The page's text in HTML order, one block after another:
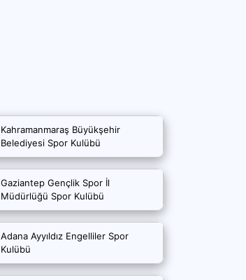
Kahramanmaraş Büyükşehir
Belediyesi Spor Kulübü
Gaziantep Gençlik Spor İl
Müdürlüğü Spor Kulübü
Adana Ayyıldız Engelliler Spor
Kulübü